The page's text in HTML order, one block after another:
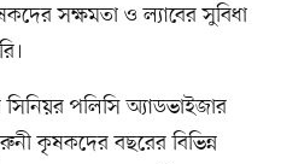
সক্ষমতা ও ল্যাবের সুবিধা
সিনিয়র পলিসি অ্যাডভাইজার
কৃষকদের বছরের বিভিন্ন